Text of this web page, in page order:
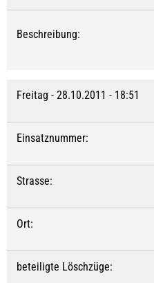
Beschreibung:
Freitag - 28.10.2011 - 18:51
Einsatznummer:
Strasse:
Ort:
beteiligte Löschzüge: